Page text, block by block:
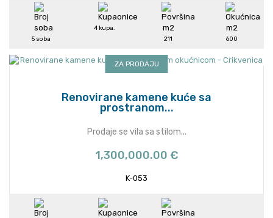
5 soba
4 kupa.
211
600
ZA PRODAJU
Renovirane kamene kuće sa
prostranom...
Prodaje se vila sa stilom...
1,300,000.00 €
K-053